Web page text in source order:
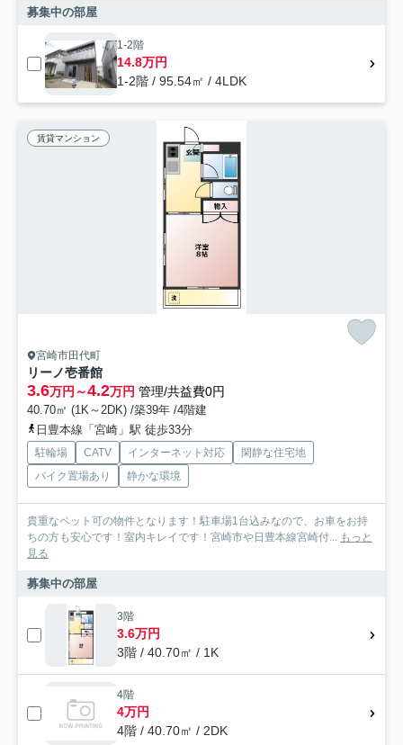
募集中の部屋
1-2階
14.8万円
1-2階 / 95.54㎡ / 4LDK
賃貸マンション
宮崎市田代町
リーノ壱番館
3.6万円～4.2万円 管理/共益費0円
40.70㎡ (1K～2DK) /築39年 /4階建
日豊本線「宮崎」駅 徒歩33分
駐輪場 CATV インターネット対応
閑静な住宅地
バイク置場あり
静かな環境
貴重なペット可の物件となります！駐車場1台込みなので、お車をお持
ちの方も安心です！室内キレイです！宮崎市や日豊本線宮崎付... もっと
見る
募集中の部屋
3階
3.6万円
3階 / 40.70㎡ / 1K
4階
4万円
4階 / 40.70㎡ / 2DK